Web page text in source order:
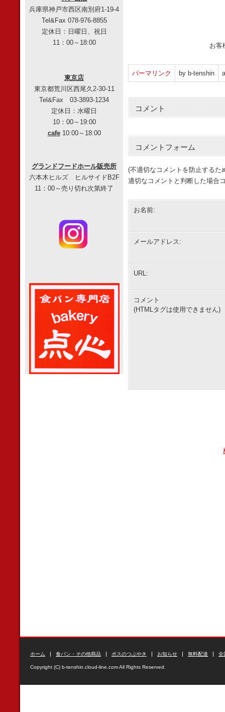
お客
パーマリンク by b-tenshin
コメント
コメントフォーム
(不適切なコメントを防止するた
適切なコメントと判断した場合
お名前:
メールアドレス:
URL:
コメント
(HTMLタグは使用できません)
兵庫県神戸市西区南別府1-19-4
Tel&Fax 078-976-8855
定休日：日曜日、祝日
11：00～18:00
東京店
東京都荒川区西尾久2-30-11
Tel&Fax 03-3893-1234
定休日：水曜日
10：00～19:00
cafe10:00～18:00
グランドフードホール販売所
六本木ヒルズ ヒルサイドB2F
11：00～売り切れ次第終了
ホーム 食パン・その他商品 ボスのつぶやき お知らせ 無料配達 全
Copyright (C) b-tenshin.cloud-line.com All Rights Reserved.